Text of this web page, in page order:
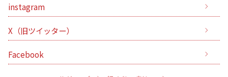
instagram
X（旧ツイッター）
Facebook